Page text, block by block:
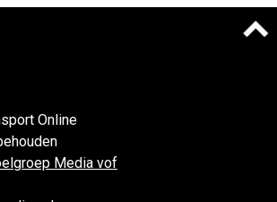
Online
Media vof